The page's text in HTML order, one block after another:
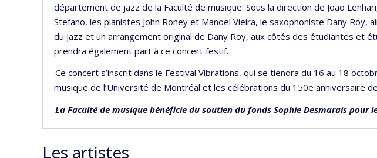
département de jazz de la Faculté de musique. Sous la direction de João
Stefano, les pianistes John Roney et Manoel Vieira, le saxophoniste Dany
du jazz et un arrangement original de Dany Roy, aux côtés des étudiantes et
prendra également part à ce concert festif.
Ce concert s’inscrit dans le Festival Vibrations, qui se tiendra du 16 au 18
musique de l’Université de Montréal et les célébrations du 150e anniversaire
La Faculté de musique bénéficie du soutien du fonds Sophie Desmarais pour
Les artistes